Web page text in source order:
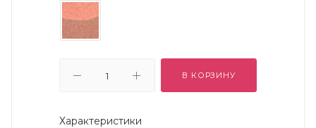
В КОРЗИНУ
Характеристики